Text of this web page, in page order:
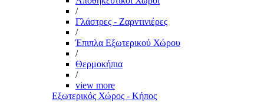
/
Γλάστρες - Ζαρντινιέρες
/
Έπιπλα Εξωτερικού Χώρου
/
Θερμοκήπια
/
view more
Εξωτερικός Χώρος - Κήπος